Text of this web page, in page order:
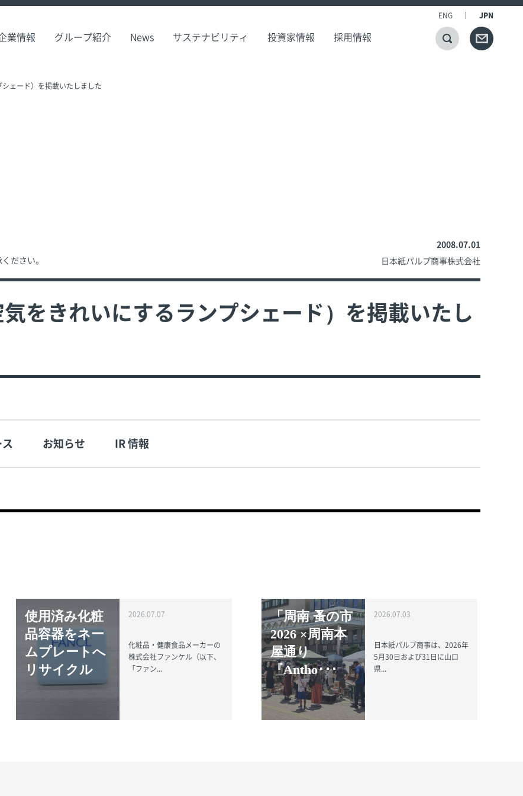
業情報 グループ紹介 News サステナビリティ 投資家情報 採用情報
ENG JPN
ェード）を掲載いたしました
ださい。
2008.07.01
日本紙パルプ商事株式会社
をきれいにするランプシェード）を掲載いたし
お知らせ IR 情報
使用済み化粧
品容器をネー
ムプレートへ
リサイクル
2026.07.07
化粧品・健康食品メーカーの
株式会社ファンケル（以下、
「ファン...
「周南 蚤の市
2026 ×周南本
屋通り
『Antho･･･
2026.07.03
日本紙パルプ商事は、2026年
5月30日および31日に山口
県...